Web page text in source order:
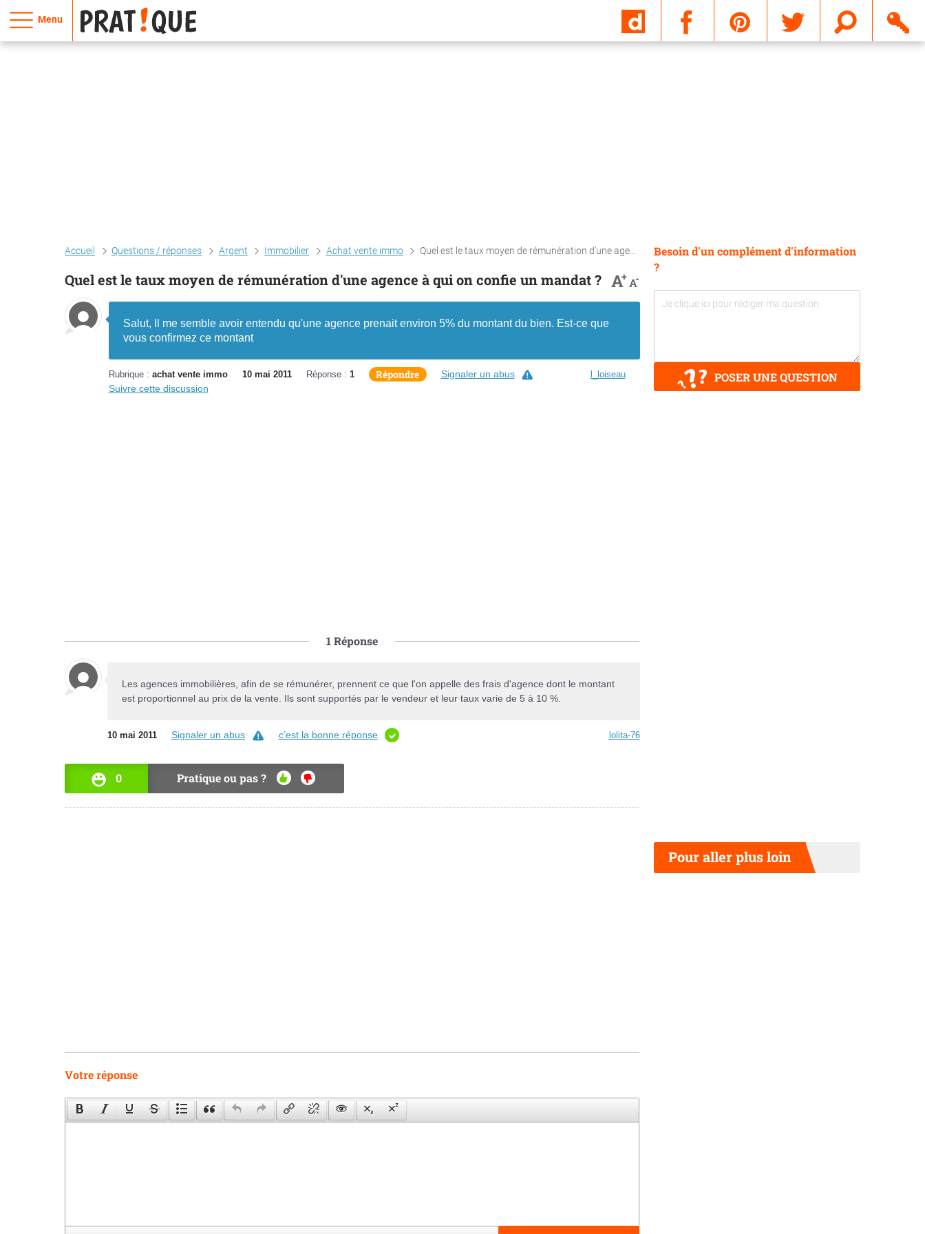
Menu
Accueil Questions / réponses Argent Immobilier Achat vente immo Quel est le taux moyen de rémunération d'une agence à qui on confie un mandat ?
Quel est le taux moyen de rémunération d'une agence à qui on confie un mandat ? A+A-
Salut, Il me semble avoir entendu qu'une agence prenait environ 5% du montant du bien. Est-ce que
vous confirmez ce montant
Rubrique : achat vente immo 10 mai 2011 Réponse : 1 Répondre l_loiseau
Signaler un abus
Suivre cette discussion
1Réponse
Les agences immobilières, afin de se rémunérer, prennent ce que l'on appelle des frais d'agence dont le montant
est proportionnel au prix de la vente. Ils sont supportés par le vendeur et leur taux varie de 5 à 10 %.
10 mai 2011 Signaler un abus c’est la bonne réponse lolita-76
0 Pratique ou pas ?
OUI NON
Votre réponse
Besoin d'un complément d'information
?
POSER UNE QUESTION
Pour aller plus loin